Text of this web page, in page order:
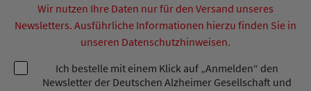
Wir nutzen Ihre Daten nur für den Versand unseres
Newsletters. Ausführliche Informationen hierzu finden Sie in
unseren Datenschutzhinweisen.
Ich bestelle mit einem Klick auf „Anmelden“ den
Newsletter der Deutschen Alzheimer Gesellschaft und